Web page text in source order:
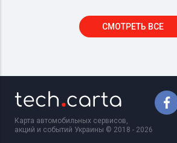
СМОТРЕТЬ ВСЕ
Карта автомобильных сервисов,
акций и событий Украины © 2018 - 2026